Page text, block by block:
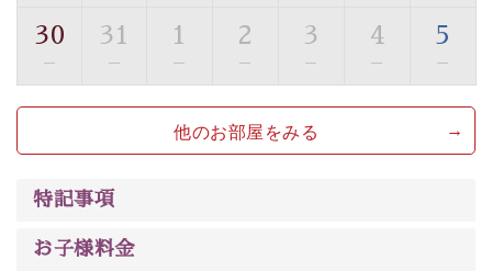
の効果が高い、極めて希有な源泉です。身も心も癒され
るご入浴をお愉しみください。
■お座敷風呂（大浴場）
温泉の成分に合わせ、防菌防カビの特殊素材の畳を使
用。 足元が柔らかく、そして滑りにくい畳のお風呂で
※男性大浴場までのご移動には階段がございます。 予め
ご了承のほどお願いいたします。
30
—
31
—
1
—
2
—
3
—
4
—
5
—
他のお部屋をみる
特記事項
お子様料金